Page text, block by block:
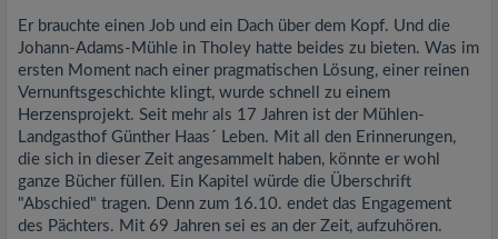
Er brauchte einen Job und ein Dach über dem Kopf. Und die
Johann-Adams-Mühle in Tholey hatte beides zu bieten. Was im
ersten Moment nach einer pragmatischen Lösung, einer reinen
Vernunftsgeschichte klingt, wurde schnell zu einem
Herzensprojekt. Seit mehr als 17 Jahren ist der Mühlen-
Landgasthof Günther Haas´ Leben. Mit all den Erinnerungen,
die sich in dieser Zeit angesammelt haben, könnte er wohl
ganze Bücher füllen. Ein Kapitel würde die Überschrift
"Abschied" tragen. Denn zum 16.10. endet das Engagement
des Pächters. Mit 69 Jahren sei es an der Zeit, aufzuhören.